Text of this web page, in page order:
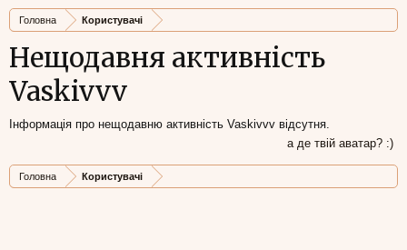
Головна Користувачі
Нещодавня активність
Vaskivvv
Інформація про нещодавню активність Vaskivvv відсутня.
а де твій аватар? :)
Головна Користувачі